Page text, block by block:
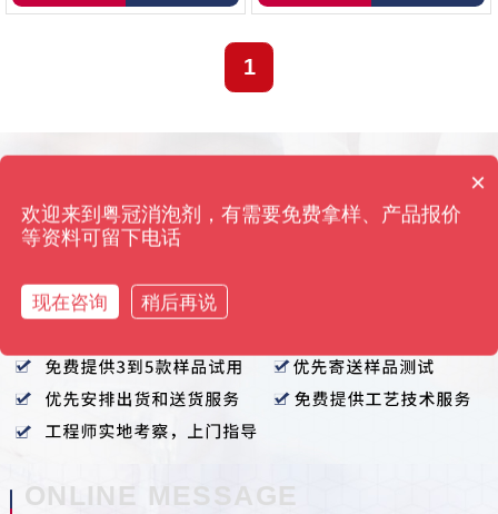
1
ONLINE MESSAGE
你们是怎么收费的呢？
×
欢迎来到粤冠消泡剂，有需要免费拿样、产品报价
等资料可留下电话
现在咨询 稍后再说